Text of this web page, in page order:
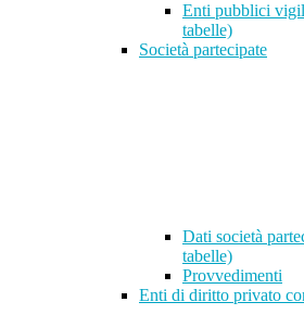
Enti pubblici
tabelle)
Società partecipate
Dati società
tabelle)
Provvedimenti
Enti di diritto privato